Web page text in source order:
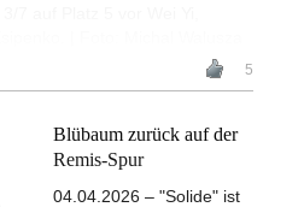
5
Blübaum zurück auf der
Remis-Spur
04.04.2026 – "Solide" ist